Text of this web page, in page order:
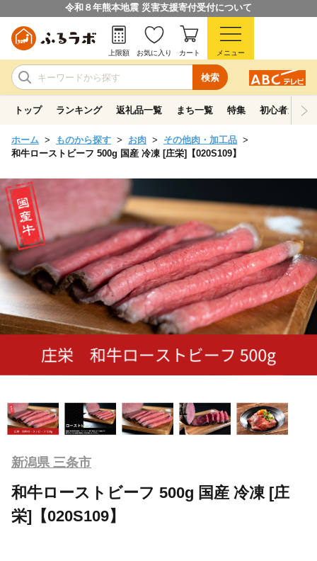
令和８年熊本地震 災害支援寄付受付について
検索
上限額 お気に入り カート メニュー
トップ ランキング 返礼品一覧 まち一覧 特集 初心者ガイド
ホーム ものから探す お肉
その他肉・加工品
和牛ローストビーフ 500g 国産 冷凍 [庄栄]【020S109】
新潟県 三条市
和牛ローストビーフ 500g 国産 冷凍 [庄
栄]【020S109】